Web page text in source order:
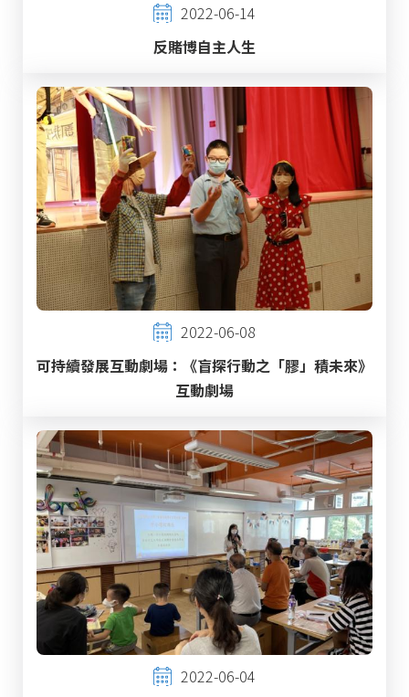
2022-06-14
反賭博自主人生
2022-06-08
可持續發展互動劇場：《盲探行動之「膠」積未來》
互動劇場
2022-06-04